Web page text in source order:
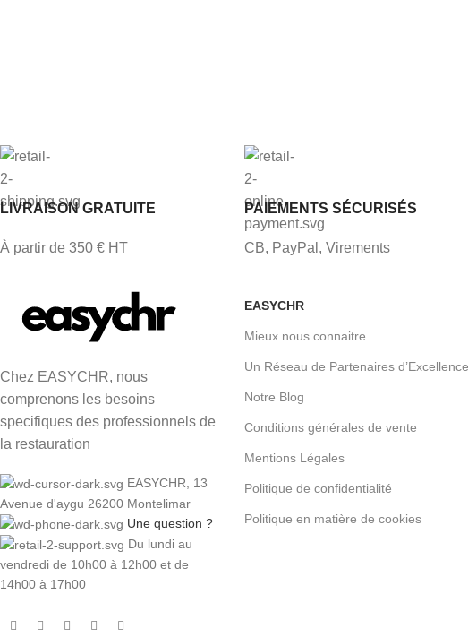
LIVRAISON GRATUITE
À partir de 350 € HT
PAIEMENTS SÉCURISÉS
CB, PayPal, Virements
Chez EASYCHR, nous
comprenons les besoins
specifiques des professionnels de
la restauration
EASYCHR, 13
Avenue d'aygu 26200 Montelimar
Une question ?
Du lundi au
vendredi de 10h00 à 12h00 et de
14h00 à 17h00
EASYCHR
Mieux nous connaitre
Un Réseau de Partenaires d’Excellence
Notre Blog
Conditions générales de vente
Mentions Légales
Politique de confidentialité
Politique en matière de cookies